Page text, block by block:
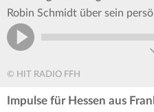
Robin Schmidt über sein
© HIT RADIO FFH
Impulse für Hessen aus